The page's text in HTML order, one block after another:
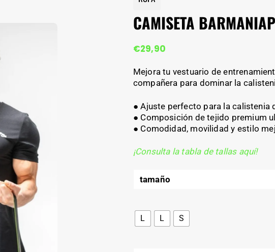
CAMISETA
€29,90
Mejora tu vestuario de
compañera para dominar la
● Ajuste perfecto para la calistenia
● Composición de tejido premium
● Comodidad, movilidad y estilo
¡Consulta la tabla de tallas aquí!
tamaño
L L S